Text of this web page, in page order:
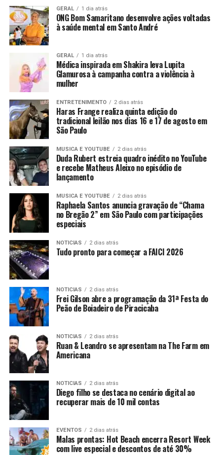
GERAL 1 dia atrás
ONG Bom Samaritano desenvolve ações voltadas
à saúde mental em Santo André
GERAL 1 dia atrás
Médica inspirada em Shakira leva Lupita
Glamurosa à campanha contra a violência à
mulher
ENTRETENIMENTO 2 dias atrás
Haras Frange realiza quinta edição do
tradicional leilão nos dias 16 e 17 de agosto em
São Paulo
MUSICA E YOUTUBE 2 dias atrás
Duda Rubert estreia quadro inédito no YouTube
e recebe Matheus Aleixo no episódio de
lançamento
MUSICA E YOUTUBE 2 dias atrás
Raphaela Santos anuncia gravação de “Chama
no Bregão 2” em São Paulo com participações
especiais
NOTICIAS 2 dias atrás
Tudo pronto para começar a FAICI 2026
NOTICIAS 2 dias atrás
Frei Gilson abre a programação da 31ª Festa do
Peão de Boiadeiro de Piracicaba
NOTICIAS 2 dias atrás
Ruan & Leandro se apresentam na The Farm em
Americana
NOTICIAS 2 dias atrás
Diego filho se destaca no cenário digital ao
recuperar mais de 10 mil contas
EVENTOS 2 dias atrás
Malas prontas: Hot Beach encerra Resort Week
com live especial e descontos de até 30%